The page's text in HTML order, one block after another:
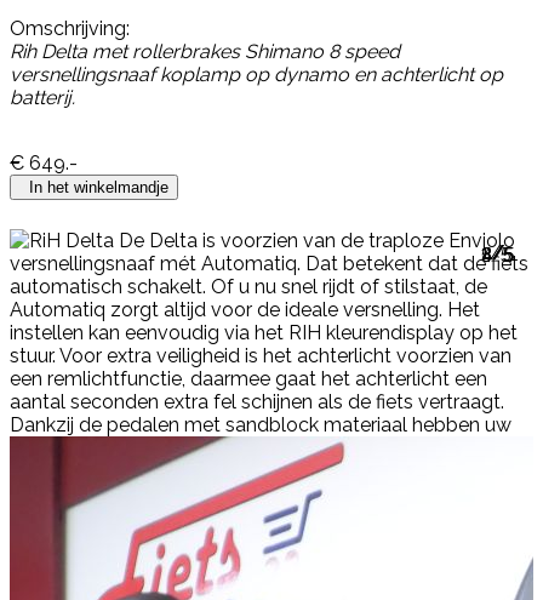
Omschrijving:
Rih Delta met rollerbrakes Shimano 8 speed
versnellingsnaaf koplamp op dynamo en achterlicht op
batterij.
€ 649.-
In het winkelmandje
1/5
2/5
3/5
4/5
5/5